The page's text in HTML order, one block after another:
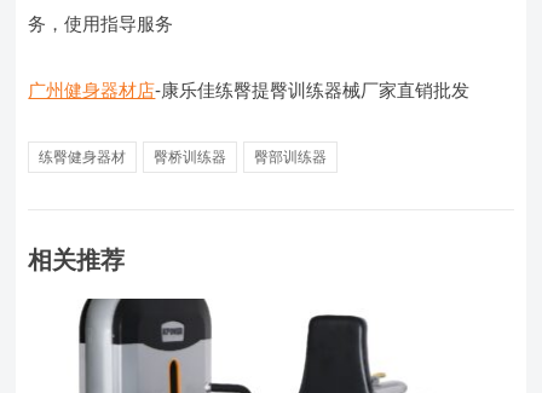
务，使用指导服务
广州健身器材店-康乐佳练臀提臀训练器械厂家直销批发
练臀健身器材 臀桥训练器 臀部训练器
相关推荐